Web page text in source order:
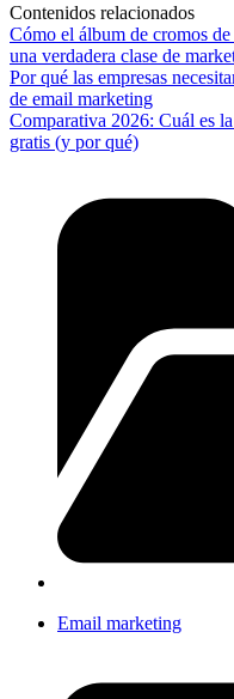
Contenidos relacionados
Cómo el álbum de cromos
una verdadera clase de
Por qué las empresas
de email marketing
Comparativa 2026: Cuál es
gratis (y por qué)
Email marketing